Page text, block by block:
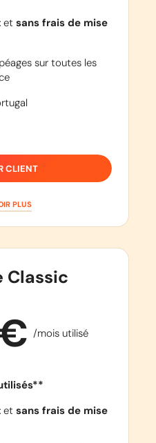
et sans frais de mise
sur toutes les
CLIENT
PLUS
Classic
/mois utilisé
et sans frais de mise